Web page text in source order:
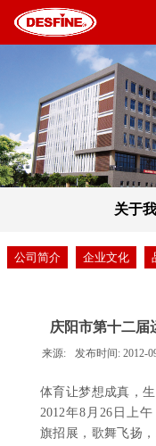
关于
公司简介 企业文化
庆阳市第十二届
来源: 发布时间: 2012-
体育让梦想成真，生
2012年8月26日上
旗招展，歌舞飞扬